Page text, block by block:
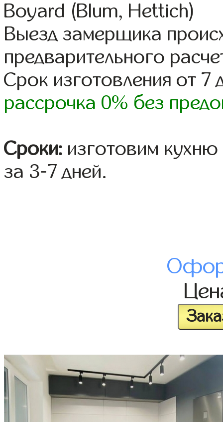
Boyard (Blum, Hettich)
Выезд замерщика
предварительного
Срок изготовления от 7
рассрочка 0% без
Сроки: изготовим
за 3-7 дней.